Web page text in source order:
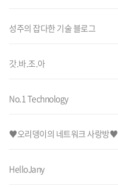
성주의 잡다한 기술 블로그
갓.바.조.아
No.1 Technology
♥오리뎅이의 네트워크 사랑방♥
HelloJany